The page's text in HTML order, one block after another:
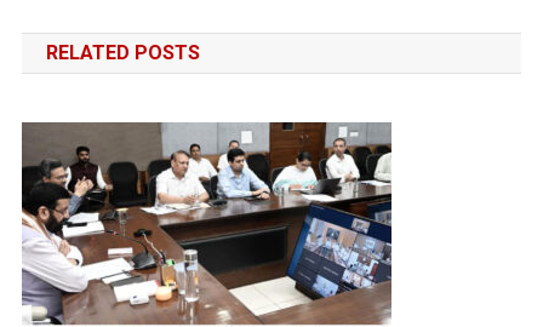
navigation
RELATED POSTS